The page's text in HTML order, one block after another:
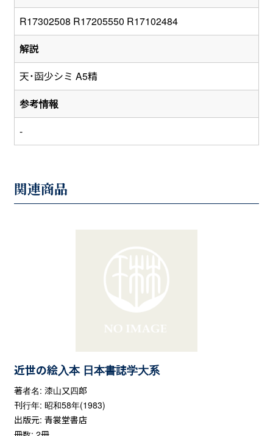
R17302508 R17205550 R17102484
解説
天・函少シミ A5精
参考情報
-
関連商品
近世の絵入本 日本書誌学大系
著者名: 漆山又四郎
刊行年: 昭和58年(1983)
出版元: 青裳堂書店